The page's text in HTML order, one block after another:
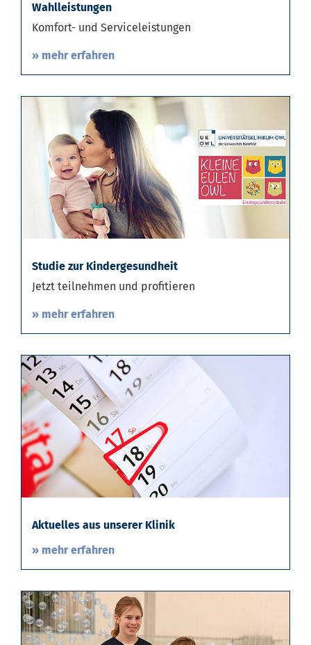
Wahlleistungen
Komfort- und Serviceleistungen
» mehr erfahren
Studie zur Kindergesundheit
Jetzt teilnehmen und profitieren
» mehr erfahren
Aktuelles aus unserer Klinik
» mehr erfahren